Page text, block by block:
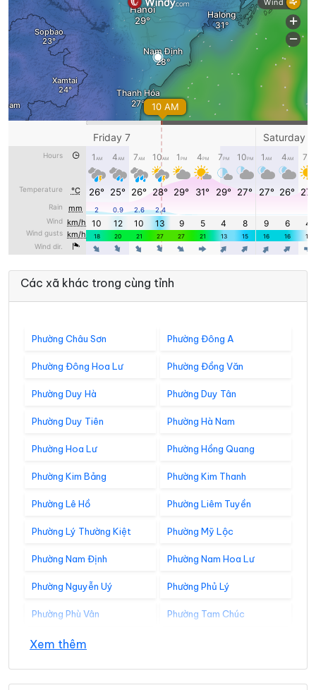
Các xã khác trong cùng tỉnh
Phường Châu Sơn Phường Đông A
Phường Đông Hoa Lư Phường Đồng Văn
Phường Duy Hà Phường Duy Tân
Phường Duy Tiên Phường Hà Nam
Phường Hoa Lư Phường Hồng Quang
Phường Kim Bảng Phường Kim Thanh
Phường Lê Hồ Phường Liêm Tuyền
Phường Lý Thường Kiệt Phường Mỹ Lộc
Phường Nam Định Phường Nam Hoa Lư
Phường Nguyễn Uý Phường Phủ Lý
Phường Phù Vân Phường Tam Chúc
Phường Tam Điệp
Phường Thành Nam Phường Thiên Trường
Xem thêm